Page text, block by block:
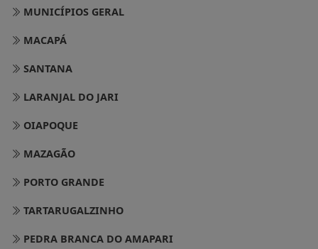
MUNICÍPIOS GERAL
MACAPÁ
SANTANA
LARANJAL DO JARI
OIAPOQUE
MAZAGÃO
PORTO GRANDE
TARTARUGALZINHO
PEDRA BRANCA DO AMAPARI